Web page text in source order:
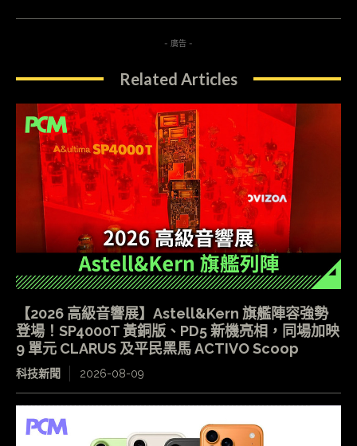
- 廣告 -
Related Articles
【2026 高級音響展】Astell&Kern 旗艦陣容強勢
登場！SP4000T 黃銅版、PD5 新機亮相，同場加映
9 單元 CLARUS 及平民黑馬 ACTIVO Scoop
科技新聞 2026-08-09